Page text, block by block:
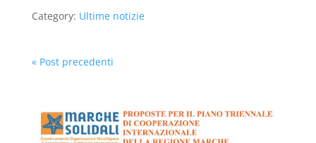
Category: Ultime notizie
« Post precedenti